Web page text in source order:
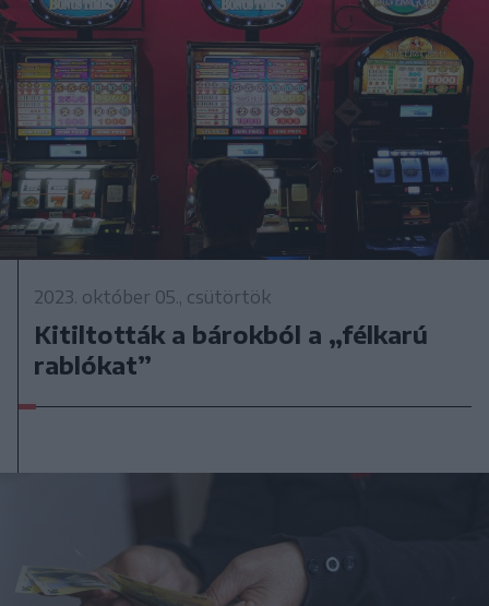
2023. október 05., csütörtök
Kitiltották a bárokból a „félkarú
rablókat”